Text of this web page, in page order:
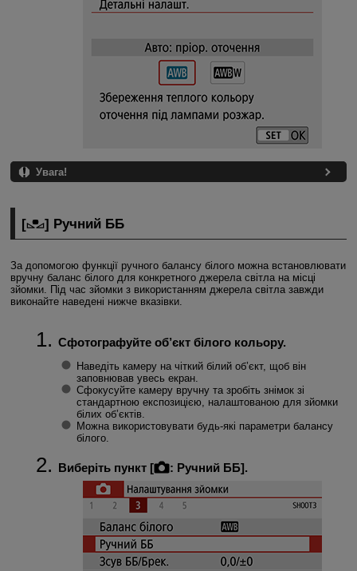
Увага!
[ ] Ручний ББ
За допомогою функції ручного балансу білого можна встановлювати
вручну баланс білого для конкретного джерела світла на місці
зйомки. Під час зйомки з використанням джерела світла завжди
виконайте наведені нижче вказівки.
Сфотографуйте об’єкт білого кольору.
Наведіть камеру на чіткий білий об’єкт, щоб він
заповнював увесь екран.
Сфокусуйте камеру вручну та зробіть знімок зі
стандартною експозицією, налаштованою для зйомки
білих об’єктів.
Можна використовувати будь-які параметри балансу
білого.
Виберіть пункт [ : Ручний ББ].